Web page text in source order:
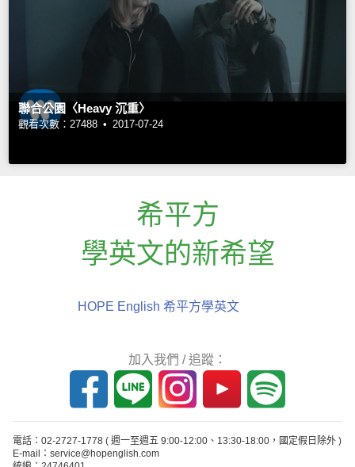
聯合公園〈Heavy 沉重〉
觀看次數：27488 • 2017-07-24
希平方
學英文的新希望
HOPE English 希平方學英文
加入我們 / 追蹤：
電話：02-2727-1778 ( 週一至週五 9:00-12:00、13:30-18:00，國定假日除外 )
E-mail：service@hopenglish.com